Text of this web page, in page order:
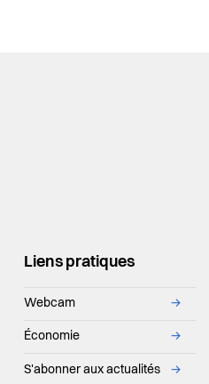
Liens pratiques
Webcam →
Économie →
S'abonner aux actualités →